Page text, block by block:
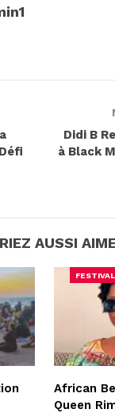
Didi B
à Black
AUSSI
FESTIVAL
African
Queen